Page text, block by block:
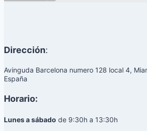
Dirección:
Avinguda Barcelona numero 128 local 4,
España
Horario:
Lunes a sábado de 9:30h a 13:30h